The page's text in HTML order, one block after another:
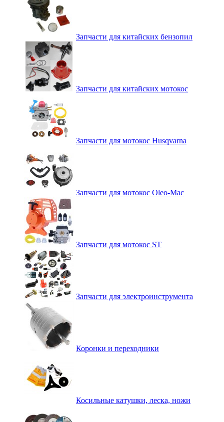
Запчасти для китайских бензопил
Запчасти для китайских мотокос
Запчасти для мотокос Husqvarna
Запчасти для мотокос Oleo-Mac
Запчасти для мотокос ST
Запчасти для электроинструмента
Коронки и переходники
Косильные катушки, леска, ножи